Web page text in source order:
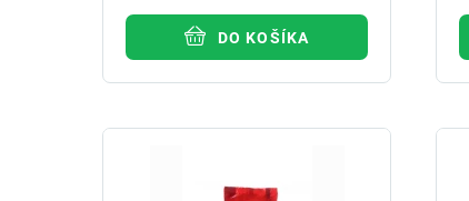
DO KOŠÍKA